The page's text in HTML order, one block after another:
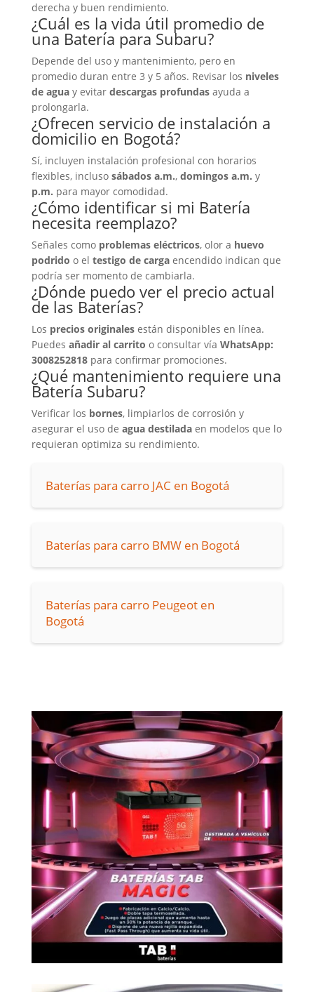
derecha y buen rendimiento.
¿Cuál es la vida útil promedio de
una Batería para Subaru?
Depende del uso y mantenimiento, pero en
promedio duran entre 3 y 5 años. Revisar los niveles
de aguay evitar descargas profundasayuda a
prolongarla.
¿Ofrecen servicio de instalación a
domicilio en Bogotá?
Sí, incluyen instalación profesional con horarios
flexibles, incluso sábados a.m., domingos a.m. y
p.m. para mayor comodidad.
¿Cómo identificar si mi Batería
necesita reemplazo?
Señales como problemas eléctricos, olor a huevo
podrido o el testigo de cargaencendido indican que
podría ser momento de cambiarla.
¿Dónde puedo ver el precio actual
de las Baterías?
Los precios originalesestán disponibles en línea.
Puedes añadir al carrito o consultar vía WhatsApp:
3008252818para confirmar promociones.
¿Qué mantenimiento requiere una
Batería Subaru?
Verificar los bornes, limpiarlos de corrosión y
asegurar el uso de agua destiladaen modelos que lo
requieran optimiza su rendimiento.
Baterías para carro JAC en Bogotá
Baterías para carro BMW en Bogotá
Baterías para carro Peugeot en
Bogotá